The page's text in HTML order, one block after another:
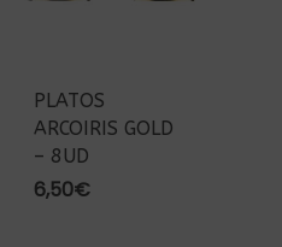
PLATOS
ARCOIRIS GOLD
– 8UD
6,50€